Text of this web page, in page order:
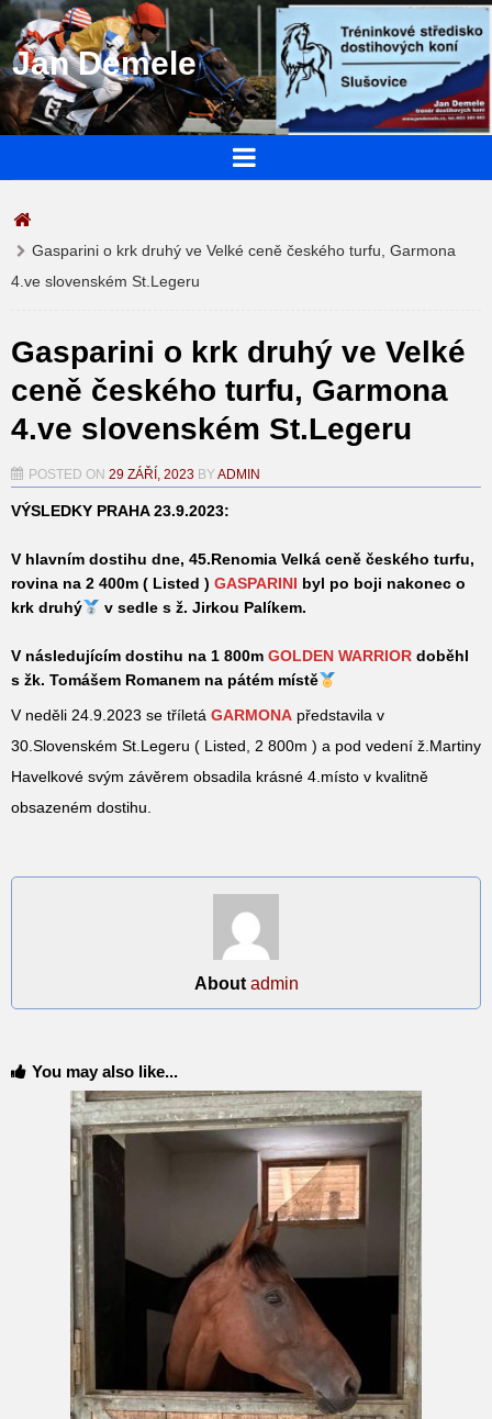
Jan Demele
Gasparini o krk druhý ve Velké ceně českého turfu, Garmona
4.ve slovenském St.Legeru
Gasparini o krk druhý ve Velké
ceně českého turfu, Garmona
4.ve slovenském St.Legeru
POSTED ON 29 ZÁŘÍ, 2023 BYADMIN
VÝSLEDKY PRAHA 23.9.2023:
V hlavním dostihu dne, 45.Renomia Velká ceně českého turfu,
rovina na 2 400m ( Listed ) GASPARINI byl po boji nakonec o
krk druhý
v sedle s ž. Jirkou Palíkem.
V následujícím dostihu na 1 800m GOLDEN WARRIOR doběhl
s žk. Tomášem Romanem na pátém místě
V neděli 24.9.2023 se tříletá GARMONA představila v
30.Slovenském St.Legeru ( Listed, 2 800m ) a pod vedení ž.Martiny
Havelkové svým závěrem obsadila krásné 4.místo v kvalitně
obsazeném dostihu.
Aboutadmin
You may also like...